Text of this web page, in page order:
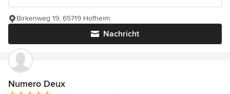
Nachricht
Birkenweg 19, 65719 Hofheim
Numero Deux